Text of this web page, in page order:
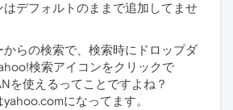
はデフォルトのままで追加してませ
からの検索で、検索時にドロップダ
検索アイコンをクリックで
を使えるってことですよね？
になってます。